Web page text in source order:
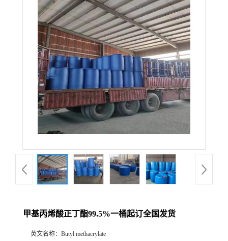
甲基丙烯酸正丁酯99.5%一桶起订全国发货
英文名称： Butyl methacrylate